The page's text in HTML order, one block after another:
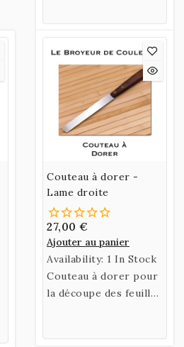
Couteau à dorer -
Lame droite
27,00 €
Ajouter au panier
Availability: 1 In Stock
Couteau à dorer pour
la découpe des feuilles